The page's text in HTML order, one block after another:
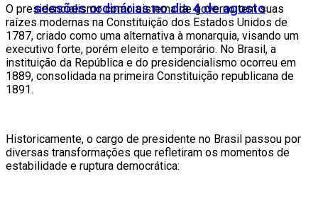
sessões ordinárias no dia 4 de agosto
O presidencialismo como sistema de governo tem suas
raízes modernas na Constituição dos Estados Unidos de
1787, criado como uma alternativa à monarquia, visando um
executivo forte, porém eleito e temporário. No Brasil, a
instituição da República e do presidencialismo ocorreu em
1889, consolidada na primeira Constituição republicana de
1891.
Historicamente, o cargo de presidente no Brasil passou por
diversas transformações que refletiram os momentos de
estabilidade e ruptura democrática: